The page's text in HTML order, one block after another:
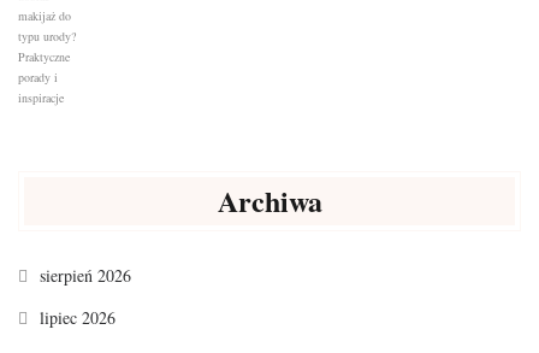
Archiwa
sierpień 2026
lipiec 2026